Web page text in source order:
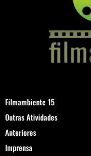
Filmambiente 15
Outras Atividades
Anteriores
Imprensa